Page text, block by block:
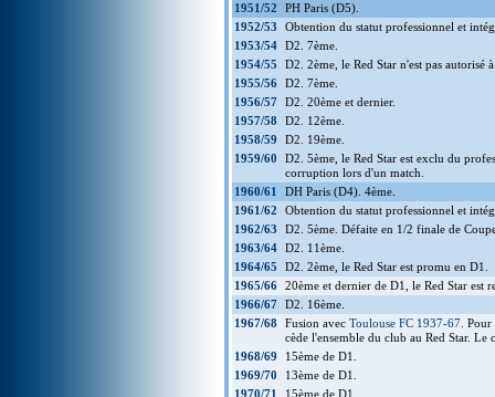
1951/52
PH Paris (D5).
1952/53
Obtention du statut professionnel et
1953/54 D2. 7ème.
1954/55
D2. 2ème, le Red Star n'est pas
1955/56 D2. 7ème.
1956/57 D2. 20ème et dernier.
1957/58
D2. 12ème.
1958/59
D2. 19ème.
1959/60
D2. 5ème, le Red Star est exclu du
corruption lors d'un match.
1960/61
DH Paris (D4). 4ème.
1961/62
Obtention du statut professionnel et
1962/63
D2. 5ème. Défaite en 1/2 finale de
1963/64 D2. 11ème.
1964/65
D2. 2ème, le Red Star est promu en D1.
1965/66 20ème et dernier de D1, le Red Star est
1966/67 D2. 16ème.
1967/68 Fusion avec Toulouse FC 1937-67 .
cède l'ensemble du club au Red Star.
1968/69
15ème de D1.
1969/70
13ème de D1.
1970/71
15ème de D1.